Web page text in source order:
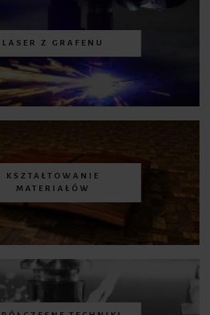
LASER Z GRAFENU
KSZTAŁTOWANIE
MATERIAŁÓW